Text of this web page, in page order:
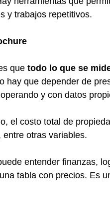
y trabajos repetitivos.
que todo lo que se
hay que depender de
y con datos
el costo total de
otras variables.
entender finanzas,
tabla con precios. Es